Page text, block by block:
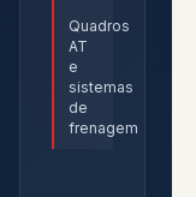
Quadros
AT
e
sistemas
de
frenagem